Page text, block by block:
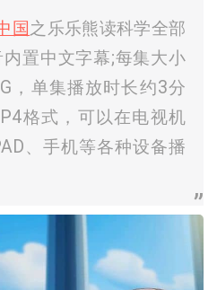
国之乐乐熊读科学全部
置中文字幕;每集大小
，单集播放时长约3分
格式，可以在电视机
、手机等各种设备播